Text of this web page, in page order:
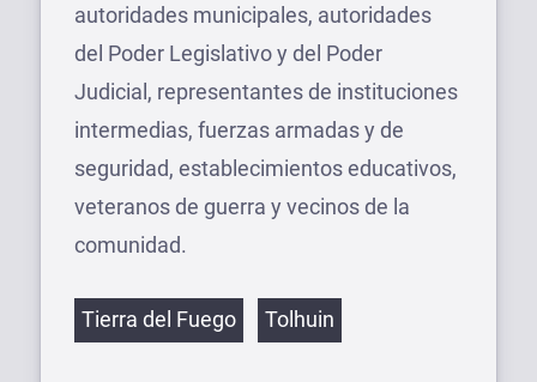
autoridades municipales, autoridades
del Poder Legislativo y del Poder
Judicial, representantes de instituciones
intermedias, fuerzas armadas y de
seguridad, establecimientos educativos,
veteranos de guerra y vecinos de la
comunidad.
Etiquetas
Tierra del Fuego Tolhuin